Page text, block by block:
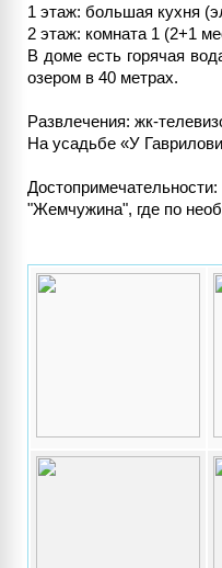
1 этаж: большая кухня
2 этаж: комната 1 (2+1
В доме есть горячая
озером в 40 метрах.
Развлечения: жк-
На усадьбе «У
"Жемчужина", где по